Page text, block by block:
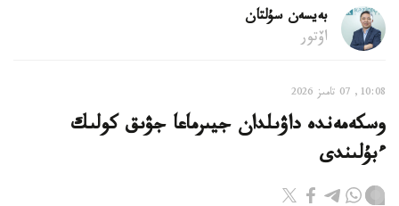
بەيسەن سۇلتان
اۆتور
10:08, 07 تامىز 2026
وسكەمەندە داۋىلدان جيىرماعا جۋىق كولىك
ءبۇلىندى